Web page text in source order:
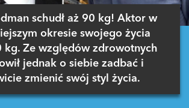
schudł aż 90 kg! Aktor w
okresie swojego życia
kg. Ze względów zdrowotnych
jednak o siebie zadbać i
zmienić swój styl życia.